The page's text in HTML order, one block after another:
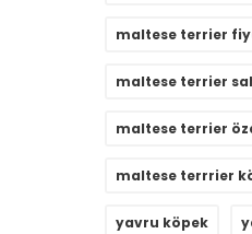
maltese terrier
maltese terrier
maltese terrier
maltese terrrier
yavru köpek